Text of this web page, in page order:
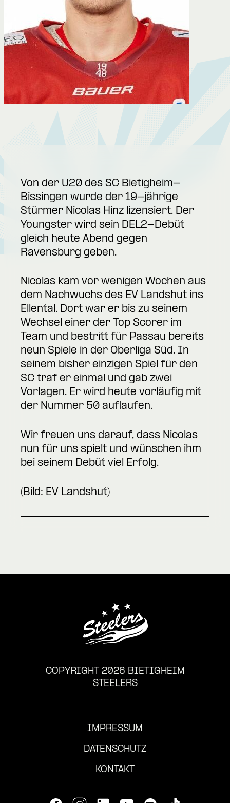
Von der U20 des SC Bietigheim-
Bissingen wurde der 19-jährige
Stürmer Nicolas Hinz lizensiert. Der
Youngster wird sein DEL2-Debüt
gleich heute Abend gegen
Ravensburg geben.
Nicolas kam vor wenigen Wochen aus
dem Nachwuchs des EV Landshut ins
Ellental. Dort war er bis zu seinem
Wechsel einer der Top Scorer im
Team und bestritt für Passau bereits
neun Spiele in der Oberliga Süd. In
seinem bisher einzigen Spiel für den
SC traf er einmal und gab zwei
Vorlagen. Er wird heute vorläufig mit
der Nummer 50 auflaufen.
Wir freuen uns darauf, dass Nicolas
nun für uns spielt und wünschen ihm
bei seinem Debüt viel Erfolg.
(Bild: EV Landshut)
COPYRIGHT 2026 BIETIGHEIM
STEELERS
IMPRESSUM
DATENSCHUTZ
KONTAKT